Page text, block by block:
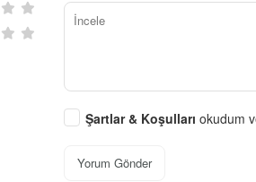
Şartlar & Koşullarıokudum
Yorum Gönder